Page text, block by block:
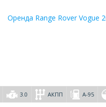
3.0 АКПП А-95